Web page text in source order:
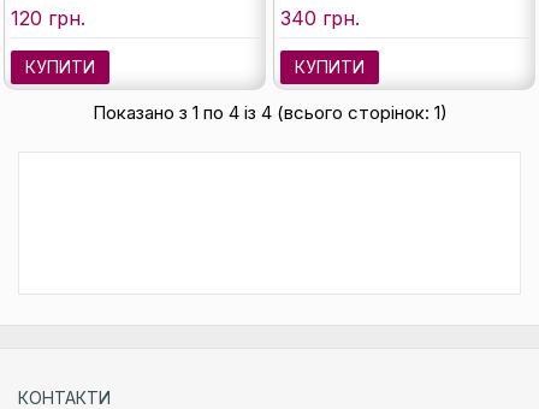
120 грн.
КУПИТИ
340 грн.
КУПИТИ
Показано з 1 по 4 із 4 (всього сторінок: 1)
КОНТАКТИ